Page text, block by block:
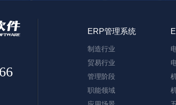
ERP管理系统
制造行业
贸易行业
管理阶段
职能领域